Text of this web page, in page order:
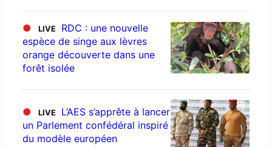
● LIVE
RDC : une nouvelle
espèce de singe aux lèvres
orange découverte dans une
forêt isolée
● LIVE
L’AES s’apprête à lancer
un Parlement confédéral inspiré
du modèle européen